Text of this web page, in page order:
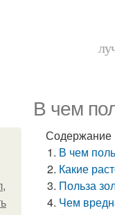
В чем
Содержание
В чем
Какие
Польза
Чем